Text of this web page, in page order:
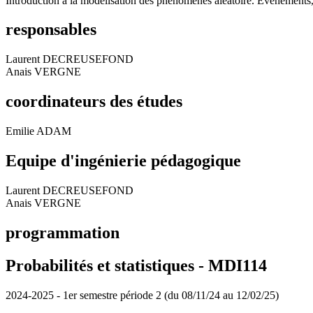
responsables
Laurent DECREUSEFOND
Anais VERGNE
coordinateurs des études
Emilie ADAM
Equipe d'ingénierie pédagogique
Laurent DECREUSEFOND
Anais VERGNE
programmation
Probabilités et statistiques - MDI114
2024-2025 - 1er semestre période 2 (du 08/11/24 au 12/02/25)